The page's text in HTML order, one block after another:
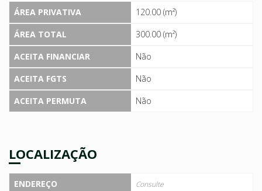
ÁREA PRIVATIVA
120.00 (m²)
ÁREA TOTAL
300.00 (m²)
ACEITA FINANCIAR
Não
ACEITA FGTS
Não
ACEITA PERMUTA
Não
LOCALIZAÇÃO
ENDEREÇO Consulte